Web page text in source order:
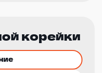
корейки